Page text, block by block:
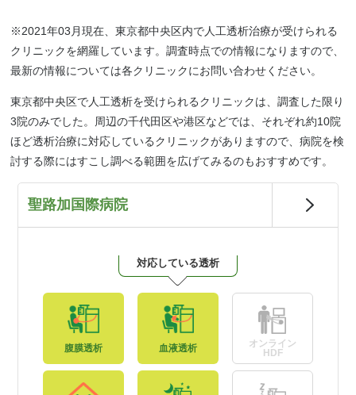
※2021年03月現在、東京都中央区内で人工透析治療が受けられる
クリニックを網羅しています。調査時点での情報になりますので、
最新の情報については各クリニックにお問い合わせください。
東京都中央区で人工透析を受けられるクリニックは、調査した限り
3院のみでした。周辺の千代田区や港区などでは、それぞれ約10院
ほど透析治療に対応しているクリニックがありますので、病院を検
討する際にはすこし調べる範囲を広げてみるのもおすすめです。
聖路加国際病院
対応している透析
腹膜透析 血液透析
オンライン
HDF